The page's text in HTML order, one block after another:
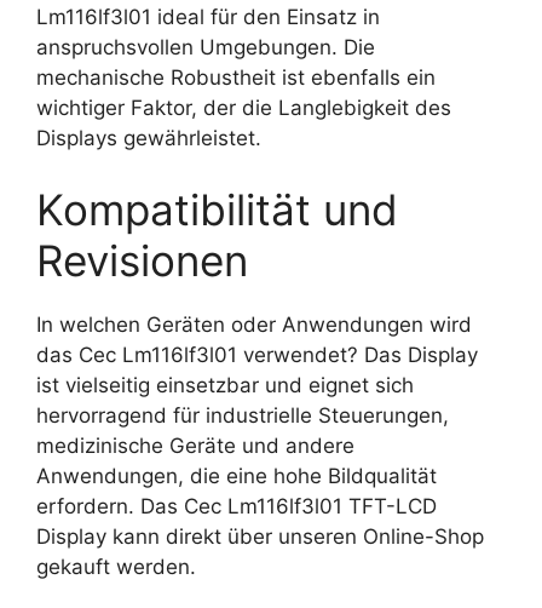
Lm116lf3l01 ideal für den Einsatz in
anspruchsvollen Umgebungen. Die
mechanische Robustheit ist ebenfalls ein
wichtiger Faktor, der die Langlebigkeit des
Displays gewährleistet.
Kompatibilität und
Revisionen
In welchen Geräten oder Anwendungen wird
das Cec Lm116lf3l01 verwendet? Das Display
ist vielseitig einsetzbar und eignet sich
hervorragend für industrielle Steuerungen,
medizinische Geräte und andere
Anwendungen, die eine hohe Bildqualität
erfordern. Das Cec Lm116lf3l01 TFT-LCD
Display kann direkt über unseren Online-Shop
gekauft werden.